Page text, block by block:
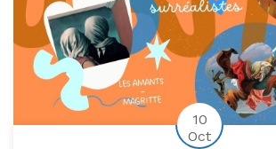
10
Oct